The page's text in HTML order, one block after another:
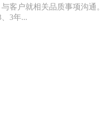
客户就相关品质事项沟通
3年...